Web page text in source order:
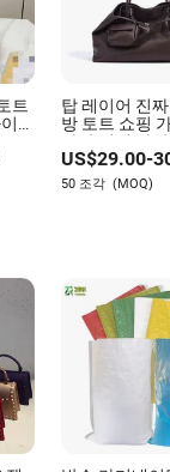
나 잃을 수 있습
, 약한 재료, 혼
회의로 바꿀 수
를 보장하지는
저위험 정체
위기를 탐색할
쇼핑객은 여전
선함을 원합니
로운 분위기를
을 현재의 느낌
트
너
탑 레이어 진
방 토트 쇼핑
가방 여성 가
드백 캐리어
이너 핸드백
드백 PU 가방
US$29.00-
50 조각 (MOQ)